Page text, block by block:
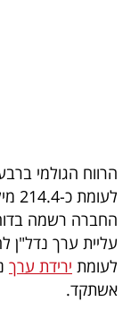
הכלכלי
פודקאסט
40
UNDER
40
לעומת ירידת ערך
אשתקד.